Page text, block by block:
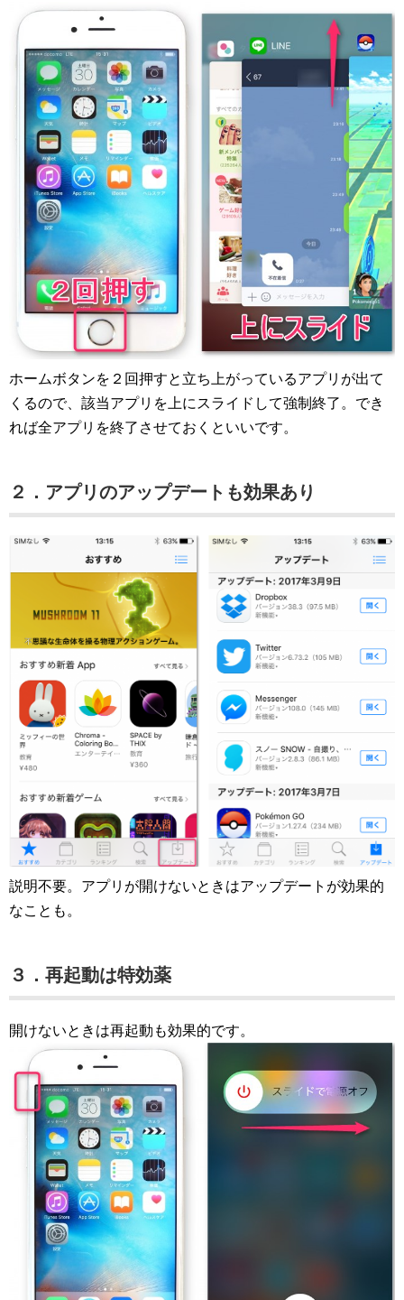
ホームボタンを２回押すと立ち上がっているアプリが出て
くるので、該当アプリを上にスライドして強制終了。でき
れば全アプリを終了させておくといいです。
２．アプリのアップデートも効果あり
説明不要。アプリが開けないときはアップデートが効果的
なことも。
３．再起動は特効薬
開けないときは再起動も効果的です。